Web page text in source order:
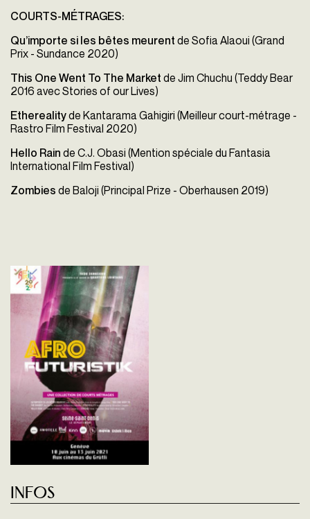
COURTS-MÉTRAGES:
Qu’importe si les bêtes meurent de Sofia Alaoui (Grand
Prix - Sundance 2020)
This One Went To The Market de Jim Chuchu (Teddy Bear
2016 avecStories of our Lives)
Etherealityde Kantarama Gahigiri (Meilleur court-métrage -
Rastro Film Festival 2020)
Hello Rain de C.J. Obasi (Mention spéciale du Fantasia
International Film Festival)
Zombies de Baloji (Principal Prize - Oberhausen 2019)
Infos